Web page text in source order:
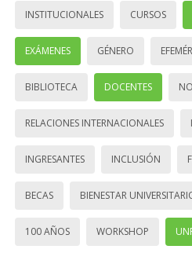
INSTITUCIONALES CURSOS
EXÁMENES GÉNERO
BIBLIOTECA DOCENTES
RELACIONES INTERNACIONALES
INGRESANTES INCLUSIÓN
BECAS BIENESTAR
100 AÑOS WORKSHOP